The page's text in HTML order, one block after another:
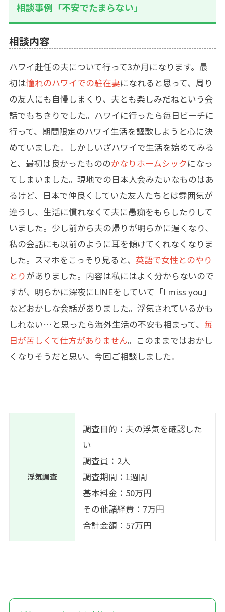
相談事例「不安でたまらない」
相談内容
ハワイ赴任の夫について行って3か月になります。最
初は憧れのハワイでの駐在妻になれると思って、周り
の友人にも自慢しまくり、夫とも楽しみだねという会
話でもちきりでした。ハワイに行ったら毎日ビーチに
行って、期間限定のハワイ生活を謳歌しようと心に決
めていました。しかしいざハワイで生活を始めてみる
と、最初は良かったもののかなりホームシックになっ
てしまいました。現地での日本人会みたいなものはあ
るけど、日本で仲良くしていた友人たちとは雰囲気が
違うし、生活に慣れなくて夫に愚痴をもらしたりして
いました。少し前から夫の帰りが明らかに遅くなり、
私の会話にも以前のように耳を傾けてくれなくなりま
した。スマホをこっそり見ると、 英語で女性とのやり
とりがありました。内容は私にはよく分からないので
すが、明らかに深夜にLINEをしていて「I miss you」
などおかしな会話がありました。浮気されているかも
しれない…と思ったら海外生活の不安も相まって、 毎
日が苦しくて仕方がありません。このままではおかし
くなりそうだと思い、今回ご相談しました。
浮気調査
調査目的：夫の浮気を確認した
い
調査員：2人
調査期間：1週間
基本料金：50万円
その他諸経費：7万円
合計金額：57万円